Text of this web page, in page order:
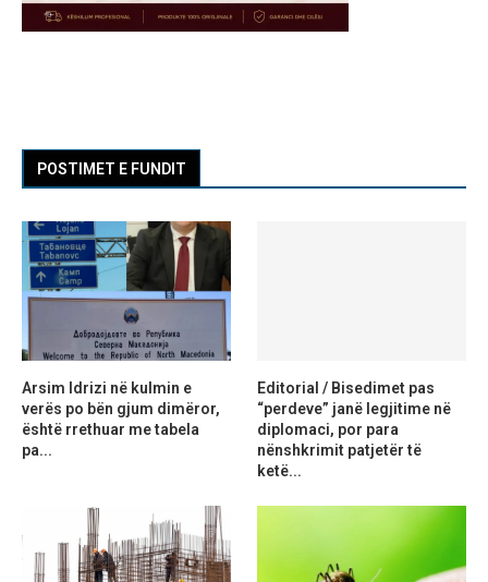
POSTIMET E FUNDIT
Arsim Idrizi në kulmin e
verës po bën gjum dimëror,
është rrethuar me tabela
pa...
Editorial / Bisedimet pas
“perdeve” janë legjitime në
diplomaci, por para
nënshkrimit patjetër të
ketë...